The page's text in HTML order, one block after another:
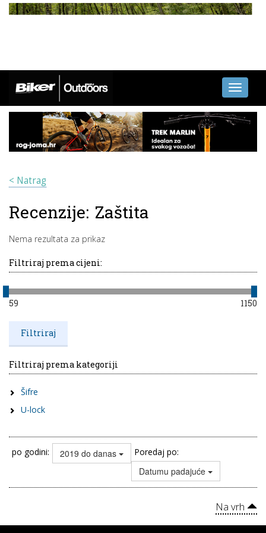
Toggle
< Natrag
Recenzije: Zaštita
Nema rezultata za prikaz
Filtriraj prema cijeni:
59 1150
Filtriraj prema kategoriji
Šifre
U-lock
po godini: 2019 do danas Poredaj po:
Datumu padajuće
Na vrh